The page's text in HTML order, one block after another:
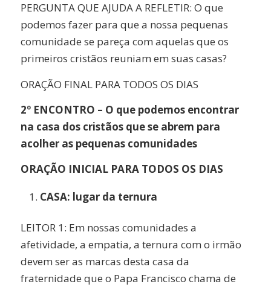
PERGUNTA QUE AJUDA A REFLETIR: O que
podemos fazer para que a nossa pequenas
comunidade se pareça com aquelas que os
primeiros cristãos reuniam em suas casas?
ORAÇÃO FINAL PARA TODOS OS DIAS
2º ENCONTRO – O que podemos encontrar
na casa dos cristãos que se abrem para
acolher as pequenas comunidades
ORAÇÃO INICIAL PARA TODOS OS DIAS
CASA: lugar da ternura
LEITOR 1: Em nossas comunidades a
afetividade, a empatia, a ternura com o irmão
devem ser as marcas desta casa da
fraternidade que o Papa Francisco chama de